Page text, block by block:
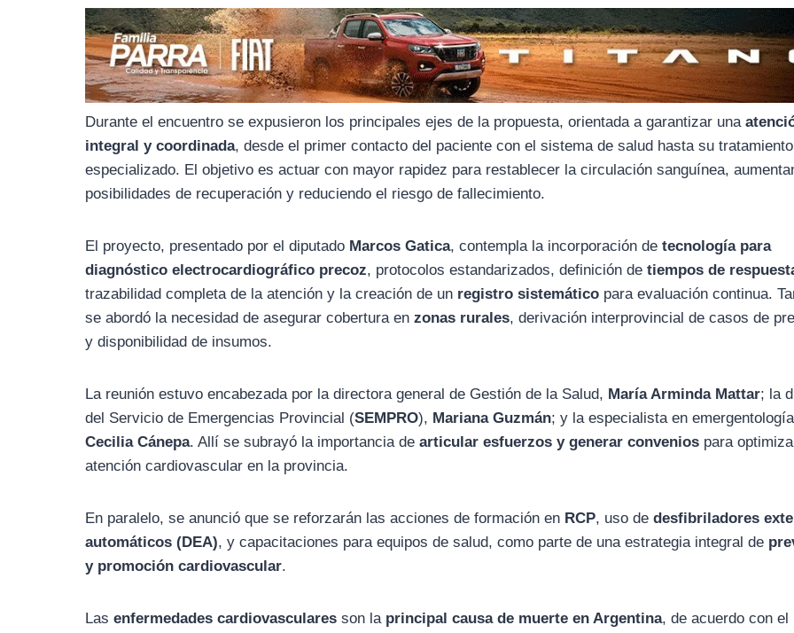
o
k
a
m
p
p
Durante el encuentro se expusieron los principales ejes de la propuesta, orientada a garantizar una
integral y coordinada, desde el primer contacto del paciente con el sistema de salud hasta su tratamiento
especializado. El objetivo es actuar con mayor rapidez para restablecer la circulación sanguínea,
posibilidades de recuperación y reduciendo el riesgo de fallecimiento.
El proyecto, presentado por el diputado Marcos Gatica, contempla la incorporación detecnología para
diagnóstico electrocardiográfico precoz, protocolos estandarizados, definición detiempos de
trazabilidad completa de la atención y la creación de un registro sistemático para evaluación continua.
se abordó la necesidad de asegurar cobertura enzonas rurales, derivación interprovincial de casos de
y disponibilidad de insumos.
La reunión estuvo encabezada por la directora general de Gestión de la Salud, María Arminda Mattar; la
del Servicio de Emergencias Provincial (SEMPRO), Mariana Guzmán; y la especialista en
Cecilia Cánepa. Allí se subrayó la importancia dearticular esfuerzos y generar convenios para
atención cardiovascular en la provincia.
En paralelo, se anunció que se reforzarán las acciones de formación en RCP, uso dedesfibriladores
automáticos (DEA), y capacitaciones para equipos de salud, como parte de una estrategia integral de
y promoción cardiovascular.
Lasenfermedades cardiovasculares son la principal causa de muerte en Argentina, de acuerdo con el